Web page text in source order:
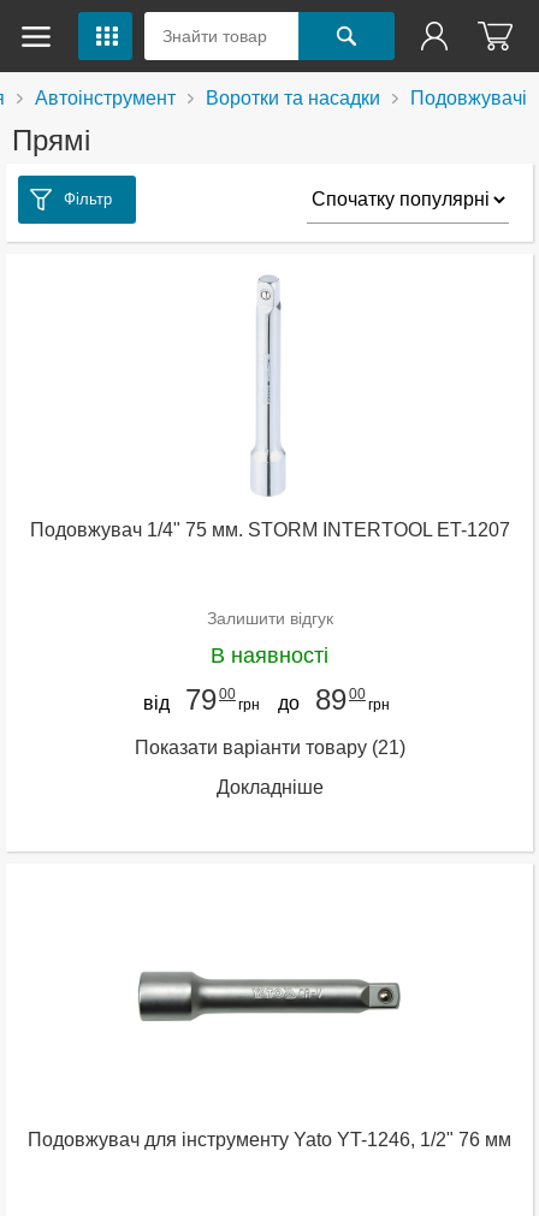
Автоінструмент Воротки та насадки Подовжувачі
Прямі
Фільтр
Подовжувач 1/4" 75 мм. STORM INTERTOOL ET-1207
Залишити відгук
В наявності
від 7900
грн до 8900
грн
Показати варіанти товару (21)
Докладніше
Подовжувач для інструменту Yato YT-1246, 1/2" 76 мм